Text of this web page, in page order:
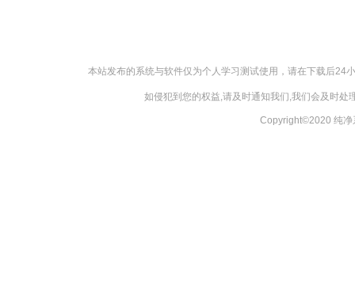
本站发布的系统与软件仅为个人学习测试使用，请在下载后24
如侵犯到您的权益,请及时通知我们,我们会及时
Copyright©2020 纯净